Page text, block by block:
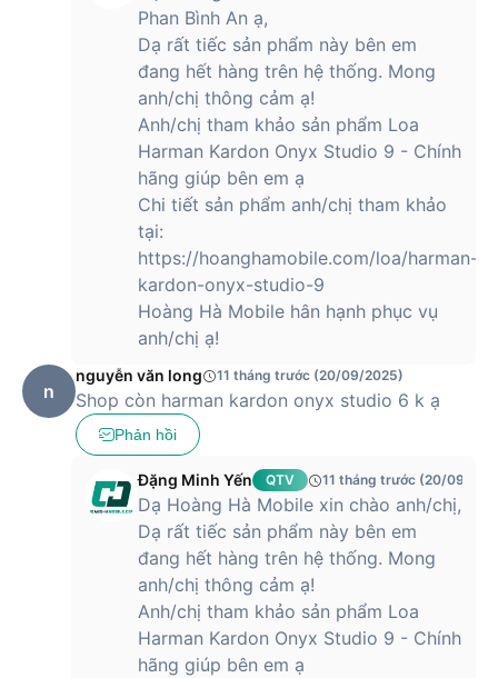
Phan Bình An ạ,
Dạ rất tiếc sản phẩm này bên em
đang hết hàng trên hệ thống. Mong
anh/chị thông cảm ạ!
Anh/chị tham khảo sản phẩm Loa
Harman Kardon Onyx Studio 9 - Chính
hãng giúp bên em ạ
Chi tiết sản phẩm anh/chị tham khảo
tại:
https://hoanghamobile.com/loa/harman-
kardon-onyx-studio-9
Hoàng Hà Mobile hân hạnh phục vụ
anh/chị ạ!
n
nguyễn văn long 11 tháng trước (20/09/2025)
Shop còn harman kardon onyx studio 6 k ạ
Phản hồi
Đặng Minh Yến QTV 11 tháng trước (20/09/
Dạ Hoàng Hà Mobile xin chào anh/chị,
Dạ rất tiếc sản phẩm này bên em
đang hết hàng trên hệ thống. Mong
anh/chị thông cảm ạ!
Anh/chị tham khảo sản phẩm Loa
Harman Kardon Onyx Studio 9 - Chính
hãng giúp bên em ạ